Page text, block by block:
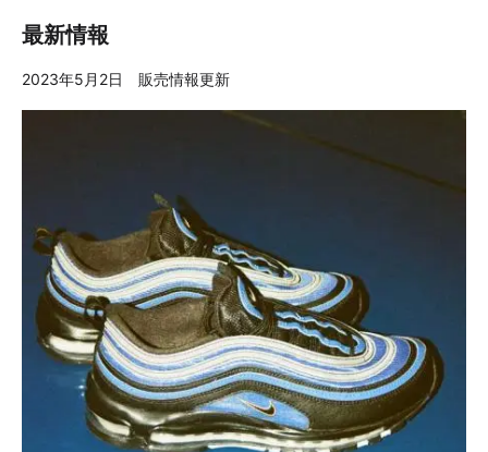
最新情報
2023年5月2日 販売情報更新